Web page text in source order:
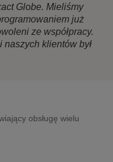
Globe. Mieliśmy
już
ze współpracy.
naszych klientów był
obsługę wielu